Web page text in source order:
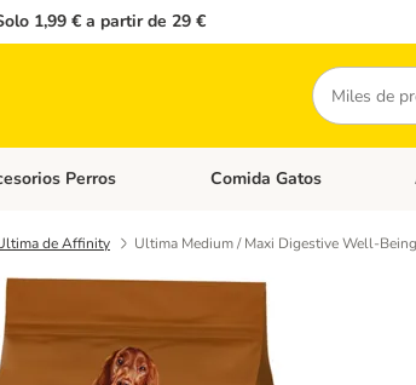
1,99 € a partir de 29 €
Buscar
de categoria abierto: Comida Perros
Perros Menú de categoria abierto:
Comida Gatos
de Affinity Ultima Medium / Maxi Digestive Well-